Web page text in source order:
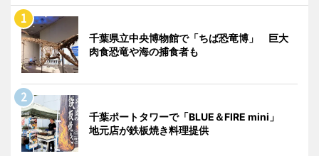
千葉県立中央博物館で「ちば恐竜博」 巨大
肉食恐竜や海の捕食者も
千葉ポートタワーで「BLUE＆FIRE mini」
地元店が鉄板焼き料理提供